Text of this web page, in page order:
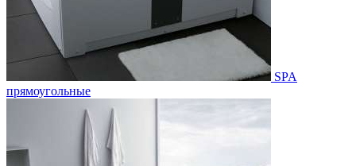
SPA
прямоугольные